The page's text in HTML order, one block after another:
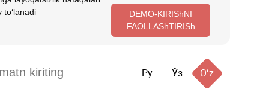
toʻlanadi
DEMO-KIRIShNI
FAOLLAShTIRISh
Ру Ўз Oʻz